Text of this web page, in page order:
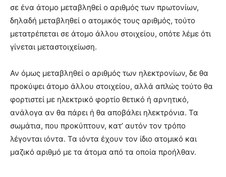
σε ένα άτομο μεταβληθεί ο αριθμός των πρωτονίων,
δηλαδή μεταβληθεί ο ατομικός τους αριθμός, τούτο
μετατρέπεται σε άτομο άλλου στοιχείου, οπότε λέμε ότι
γίνεται μεταστοιχείωση.
Αν όμως μεταβληθεί ο αριθμός των ηλεκτρονίων, δε θα
προκύψει άτομο άλλου στοιχείου, αλλά απλώς τούτο θα
φορτιστεί με ηλεκτρικό φορτίο θετικό ή αρνητικό,
ανάλογα αν θα πάρει ή θα αποβάλει ηλεκτρόνια. Τα
σωμάτια, που προκύπτουν, κατ’ αυτόν τον τρόπο
λέγονται ιόντα. Τα ιόντα έχουν τον ίδιο ατομικό και
μαζικό αριθμό με τα άτομα από τα οποία προήλθαν.